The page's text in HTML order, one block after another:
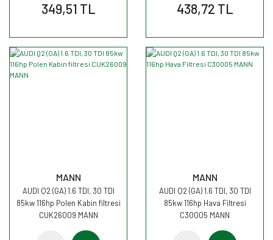
349,51 TL 438,72 TL
MANN
AUDI Q2 (GA) 1.6 TDI, 30 TDI
85kw 116hp Polen Kabin filtresi
CUK26009 MANN
MANN
AUDI Q2 (GA) 1.6 TDI, 30 TDI
85kw 116hp Hava Filtresi
C30005 MANN